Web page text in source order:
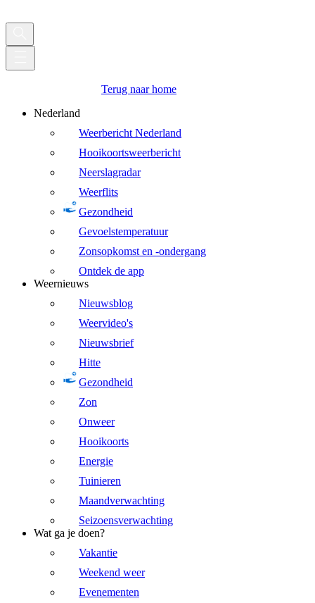
Terug naar home
Nederland
Weerbericht Nederland
Hooikoortsweerbericht
Neerslagradar
Weerflits
Gezondheid
Gevoelstemperatuur
Zonsopkomst en -ondergang
Ontdek de app
Weernieuws
Nieuwsblog
Weervideo's
Nieuwsbrief
Hitte
Gezondheid
Zon
Onweer
Hooikoorts
Energie
Tuinieren
Maandverwachting
Seizoensverwachting
Wat ga je doen?
Vakantie
Weekend weer
Evenementen